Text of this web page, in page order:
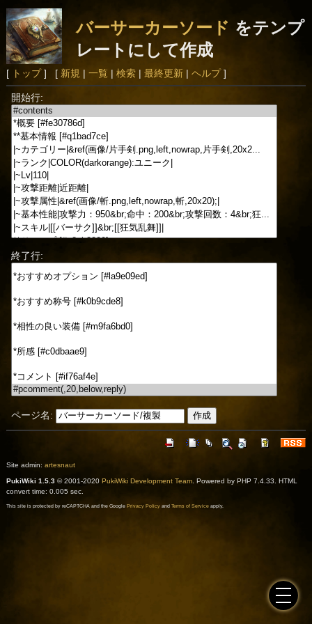
バーサーカーソード をテンプ
レートにして作成
[ トップ] [ 新規 | 一覧 | 検索| 最終更新| ヘルプ]
開始行:
終了行:
ページ名:
Site admin: artesnaut
PukiWiki 1.5.3© 2001-2020 PukiWiki Development Team. Powered by PHP 7.4.33. HTML
convert time: 0.005 sec.
This site is protected by reCAPTCHA and the Google Privacy Policyand Terms of Serviceapply.